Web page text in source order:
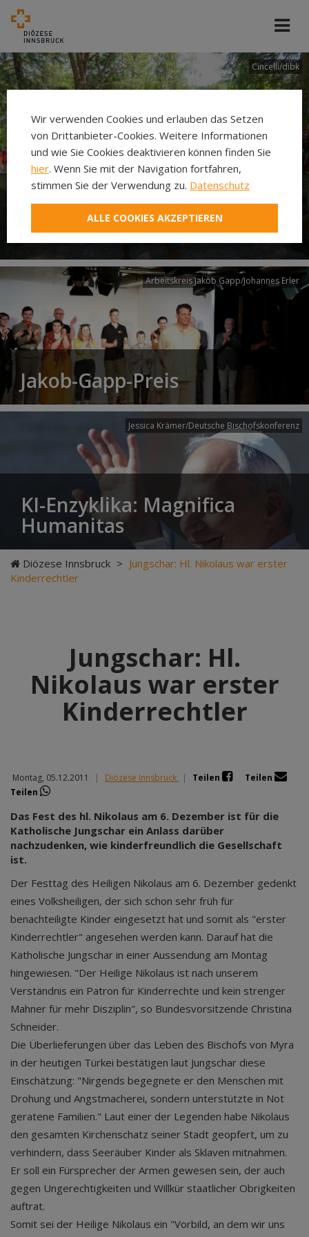
Cincelli/dibk
Neuer Pilgerweg Via
Laudato si’
Arbeitskreis Jakob Gapp/Johannes Erler
Jakob-Gapp-Preis
Jessica Krämer/Deutsche Bischofskonferenz
KI-Enzyklika: Magnifica
Humanitas
Diözese Innsbruck > Jungschar: Hl. Nikolaus war erster
Kinderrechtler
Jungschar: Hl.
Nikolaus war erster
Kinderrechtler
Montag, 05.12.2011 | Diözese Innsbruck | Teilen
Teilen
Teilen
Das Fest des hl. Nikolaus am 6. Dezember ist für die
Katholische Jungschar ein Anlass darüber
nachzudenken, wie kinderfreundlich die Gesellschaft
ist.
Der Festtag des Heiligen Nikolaus am 6. Dezember gedenkt
eines Volksheiligen, der sich schon sehr früh für
benachteiligte Kinder eingesetzt hat und somit als "erster
Kinderrechtler" angesehen werden kann. Darauf hat die
Katholische Jungschar in einer Aussendung am Montag
hingewiesen. "Der Heilige Nikolaus ist nach unserem
Verständnis ein Patron für Kinderrechte und kein strenger
Mahner für mehr Disziplin", so Bundesvorsitzende Christina
Schneider.
Die Überlieferungen über das Leben des Bischofs von Myra
in der heutigen Türkei bestätigen laut Jungschar diese
Einschätzung: "Nirgends begegnete er den Menschen mit
Drohung und Angstmacherei, sondern unterstützte in Not
geratene Familien." Laut einer der Legenden habe Nikolaus
den gesamten Kirchenschatz seiner Stadt geopfert, um zu
verhindern, dass Seeräuber Kinder als Sklaven mitnahmen.
Er soll ein Fürsprecher der Armen gewesen sein, der auch
gegen Ungerechtigkeiten und Willkür staatlicher Obrigkeiten
auftrat.
Somit sei der Heilige Nikolaus ein "Vorbild, an dem wir uns
Wir verwenden Cookies und erlauben das Setzen
von Drittanbieter-Cookies. Weitere Informationen
und wie Sie Cookies deaktivieren können finden Sie
hier. Wenn Sie mit der Navigation fortfahren,
stimmen Sie der Verwendung zu. Datenschutz
ALLE COOKIES AKZEPTIEREN